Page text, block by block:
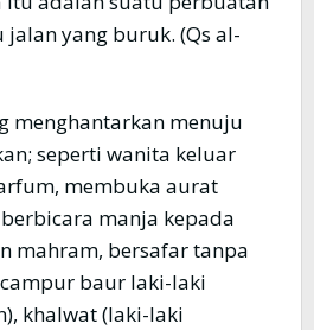
yang buruk. (Qs al-
menghantarkan menuju
seperti wanita keluar
membuka aurat
manja kepada
mahram, bersafar tanpa
baur laki-laki
khalwat (laki-laki